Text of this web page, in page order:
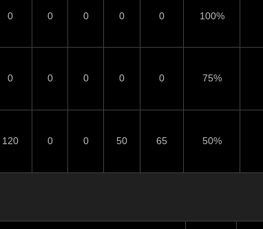
0 0 0 0 0 100%
0 0 0 0 0 75%
120 0 0 50 65 50%